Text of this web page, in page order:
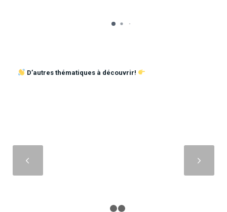
D’autres thématiques à découvrir!